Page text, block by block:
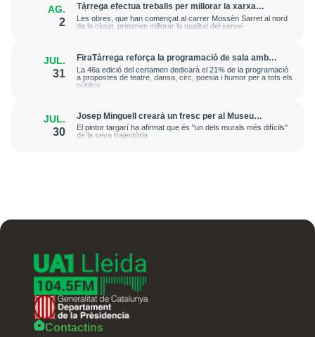
AG.
2
Tàrrega efectua treballs per millorar la xarxa
elèctrica i reforçar el subministrament
Les obres, que han començat al carrer Mossèn Sarret al nord
de la ciutat, pretenen millorar la qualitat del servei
JUL.
31
FiraTàrrega reforça la programació de sala amb
una dotzena d'espectacles
La 46a edició del certamen dedicarà el 21% de la programació
a propostes de teatre, dansa, circ, poesia i humor per a tots els
públics
JUL.
30
Josep Minguell crearà un fresc per al Museu
Benozzo Gozzoli a la Toscana
El pintor targarí ha afirmat que és "un dels murals més difícils"
de la seva trajectòria
Contactins